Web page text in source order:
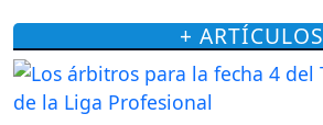
+ ARTÍCULOS